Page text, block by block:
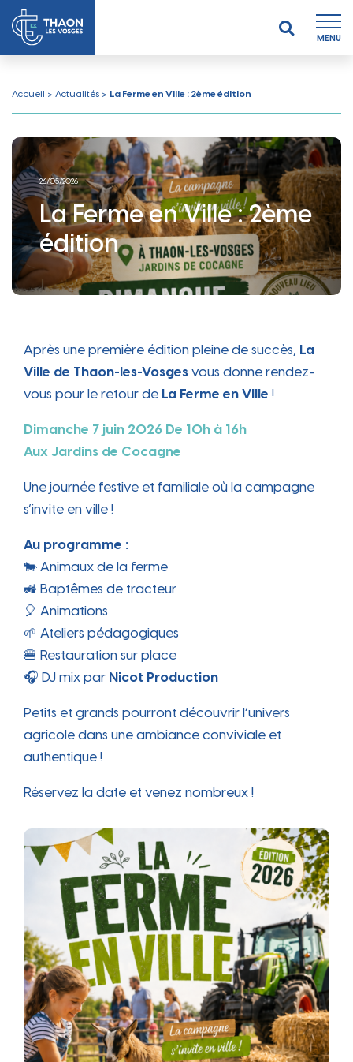
MENU
Accueil > Actualités > La Ferme en Ville : 2ème édition
26/05/2026
La Ferme en Ville : 2ème
édition
Après une première édition pleine de succès, La
Ville de Thaon-les-Vosges vous donne rendez-
vous pour le retour de La Ferme en Ville !
Dimanche 7 juin 2026 De 10h à 16h
Aux Jardins de Cocagne
Une journée festive et familiale où la campagne
s’invite en ville !
Au programme :
🐄 Animaux de la ferme
🚜 Baptêmes de tracteur
🎈 Animations
🌱 Ateliers pédagogiques
🍔 Restauration sur place
🎧 DJ mix par Nicot Production
Petits et grands pourront découvrir l’univers
agricole dans une ambiance conviviale et
authentique !
Réservez la date et venez nombreux !